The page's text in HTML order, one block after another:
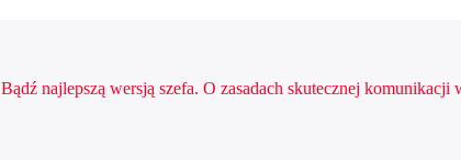
Bądź najlepszą wersją szefa. O zasadach skutecznej komunikacji